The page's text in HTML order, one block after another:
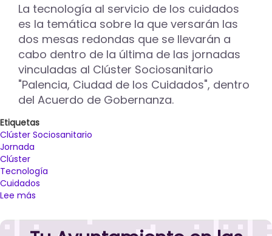
Sociosanitario
‘Palencia
Ciudad
de
los
Cuidados’
La tecnología al servicio de los cuidados
es la temática sobre la que versarán las
dos mesas redondas que se llevarán a
cabo dentro de la última de las jornadas
vinculadas al Clúster Sociosanitario
"Palencia, Ciudad de los Cuidados", dentro
del Acuerdo de Gobernanza.
Etiquetas
Clúster Sociosanitario
Jornada
Clúster
Tecnología
Cuidados
Lee más
Clúster
Sociosanitario